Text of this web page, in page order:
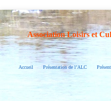
Association Loisirs et
Accueil Présentation de l’ALC